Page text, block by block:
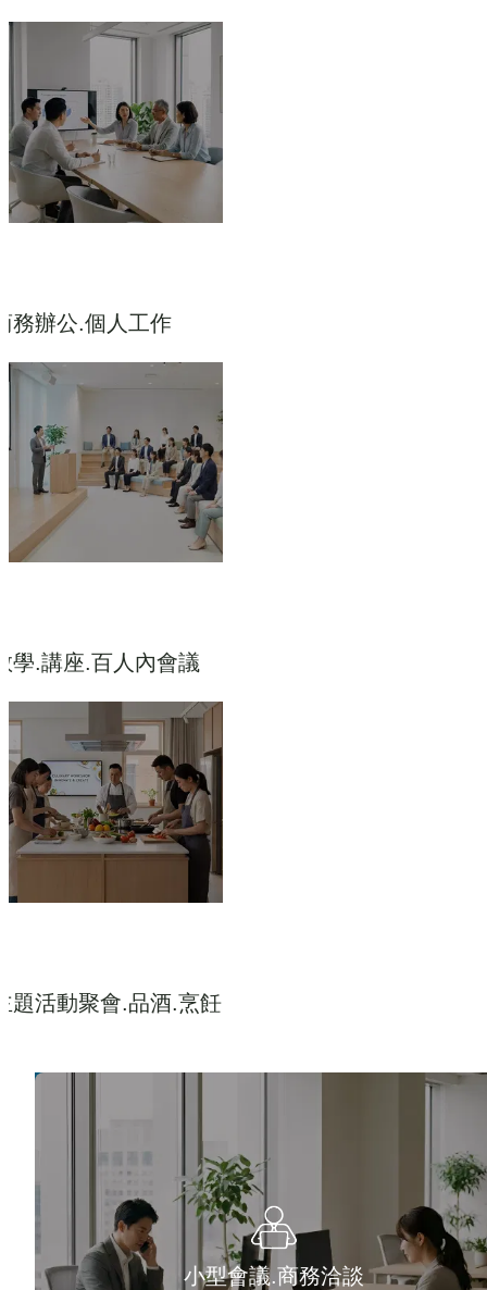
務辦公.個人工作
學.講座.百人內會議
題活動聚會.品酒.烹飪
小型會議.商務洽談